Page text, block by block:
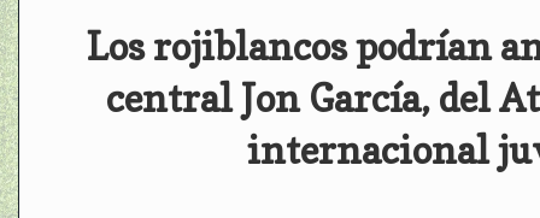
Los rojiblancos podrían
central Jon García, del
internacional